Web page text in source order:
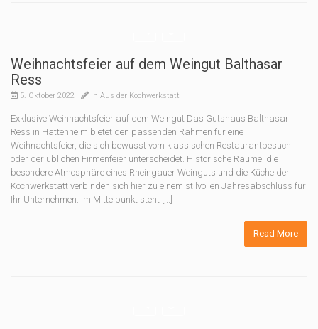
Weihnachtsfeier auf dem Weingut Balthasar
Ress
5. Oktober 2022 In Aus der Kochwerkstatt
Exklusive Weihnachtsfeier auf dem Weingut Das Gutshaus Balthasar
Ress in Hattenheim bietet den passenden Rahmen für eine
Weihnachtsfeier, die sich bewusst vom klassischen Restaurantbesuch
oder der üblichen Firmenfeier unterscheidet. Historische Räume, die
besondere Atmosphäre eines Rheingauer Weinguts und die Küche der
Kochwerkstatt verbinden sich hier zu einem stilvollen Jahresabschluss für
Ihr Unternehmen. Im Mittelpunkt steht [...]
Read More